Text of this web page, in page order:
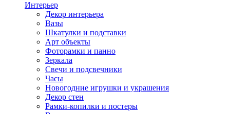
Интерьер
Декор интерьера
Вазы
Шкатулки и подставки
Арт объекты
Фоторамки и панно
Зеркала
Свечи и подсвечники
Часы
Новогодние игрушки и украшения
Декор стен
Рамки-копилки и постеры